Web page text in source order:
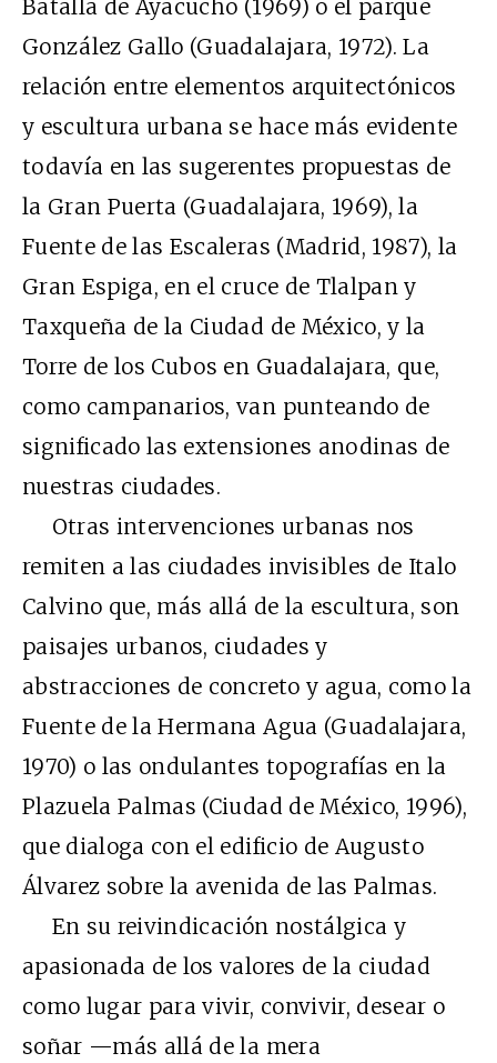
Batalla de Ayacucho (1969) o el parque
González Gallo (Guadalajara, 1972). La
relación entre elementos arquitectónicos
y escultura urbana se hace más evidente
todavía en las sugerentes propuestas de
la Gran Puerta (Guadalajara, 1969), la
Fuente de las Escaleras (Madrid, 1987), la
Gran Espiga, en el cruce de Tlalpan y
Taxqueña de la Ciudad de México, y la
Torre de los Cubos en Guadalajara, que,
como campanarios, van punteando de
significado las extensiones anodinas de
nuestras ciudades.
Otras intervenciones urbanas nos
remiten a las ciudades invisibles de Italo
Calvino que, más allá de la escultura, son
paisajes urbanos, ciudades y
abstracciones de concreto y agua, como la
Fuente de la Hermana Agua (Guadalajara,
1970) o las ondulantes topografías en la
Plazuela Palmas (Ciudad de México, 1996),
que dialoga con el edificio de Augusto
Álvarez sobre la avenida de las Palmas.
En su reivindicación nostálgica y
apasionada de los valores de la ciudad
como lugar para vivir, convivir, desear o
soñar —más allá de la mera